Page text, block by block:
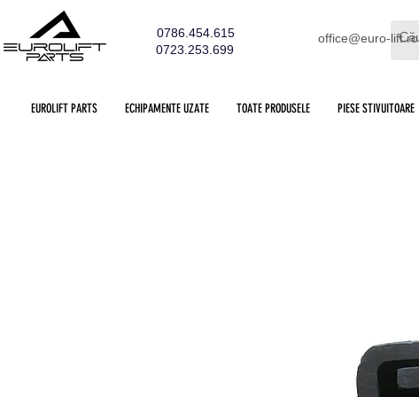
0786.454.615
0723.253.699
office@euro-lift.ro
EUROLIFT PARTS ECHIPAMENTE UZATE TOATE PRODUSELE PIESE STIVUITOARE